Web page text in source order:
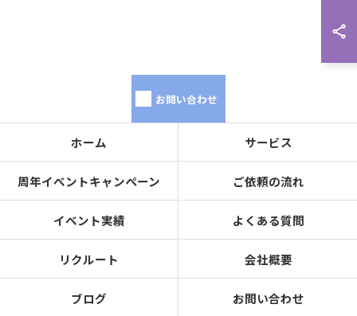
お問い合わせ
ホーム サービス
周年イベントキャンペーン ご依頼の流れ
イベント実績 よくある質問
リクルート 会社概要
ブログ お問い合わせ